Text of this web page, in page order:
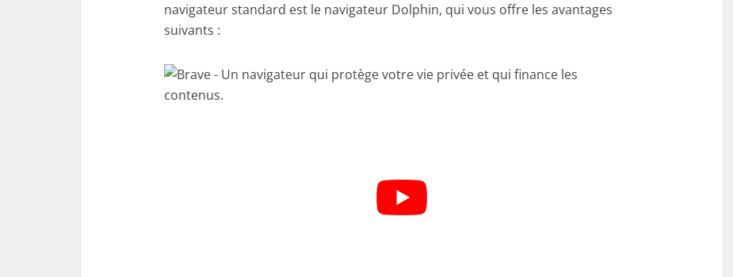
navigateur standard est le navigateur Dolphin, qui vous offre les avantages
suivants :